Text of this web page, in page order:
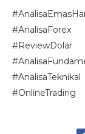
#AnalisaForex
#ReviewDolar
#AnalisaTeknikal
#OnlineTrading